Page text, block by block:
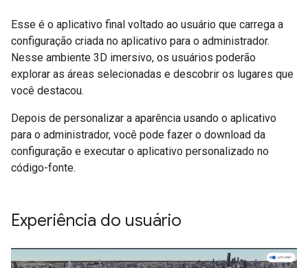
Esse é o aplicativo final voltado ao usuário que carrega a
configuração criada no aplicativo para o administrador.
Nesse ambiente 3D imersivo, os usuários poderão
explorar as áreas selecionadas e descobrir os lugares que
você destacou.
Depois de personalizar a aparência usando o aplicativo
para o administrador, você pode fazer o download da
configuração e executar o aplicativo personalizado no
código-fonte.
Experiência do usuário